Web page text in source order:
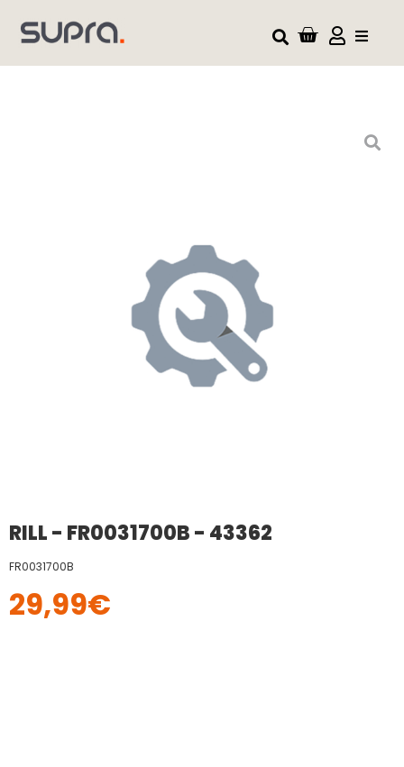
RILL - FR0031700B - 43362
FR0031700B
29,99€